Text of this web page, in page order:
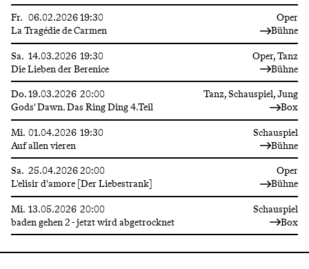
Oper
Fr. 06.02.202619:30
La Tragédie de Carmen
Bühne
Oper, Tanz
Sa. 14.03.2026 19:30
Die Lieben der Berenice
Bühne
Tanz, Schauspiel, Jung
Do.19.03.2026 20:00
Gods' Dawn. Das Ring Ding 4.Teil
Box
Schauspiel
Mi. 01.04.2026 19:30
Auf allen vieren
Bühne
Oper
Sa. 25.04.202620:00
L'elisir d'amore [Der Liebestrank]
Bühne
Schauspiel
Mi. 13.05.2026 20:00
baden gehen 2 - jetzt wird abgetrocknet
Box